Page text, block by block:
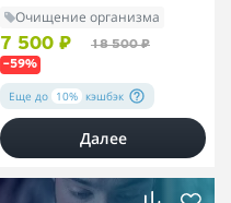
Очищение организма
7 500 ₽ 18 500 ₽
–59%
Еще до 10% кэшбэк
Далее